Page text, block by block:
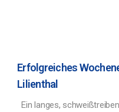
Erfolgreiches
Lilienthal
Ein langes,